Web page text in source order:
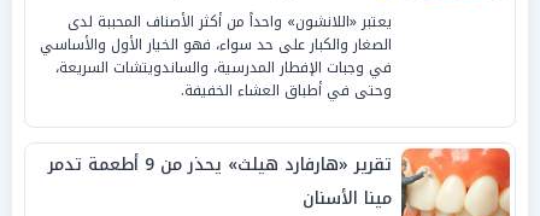
يعتبر «اللانشون» واحداً من أكثر الأصناف المحببة لدى
الصغار والكبار على حد سواء، فهو الخيار الأول والأساسي
في وجبات الإفطار المدرسية، والساندويتشات السريعة،
وحتى في أطباق العشاء الخفيفة.
تقرير «هارفارد هيلث» يحذر من 9 أطعمة تدمر
مينا الأسنان